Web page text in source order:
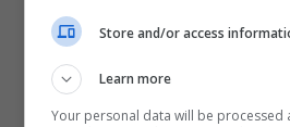
Store and/or access
Learn more
Your personal data will be